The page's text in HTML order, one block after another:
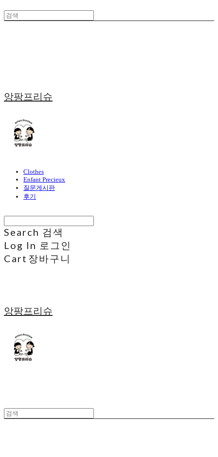
앙팡프리슈
Clothes
Enfant Precieux
질문게시판
후기
Search 검색
Log In 로그인
Cart 장바구니
앙팡프리슈